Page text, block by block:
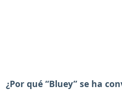
¿Por qué “Bluey” se ha